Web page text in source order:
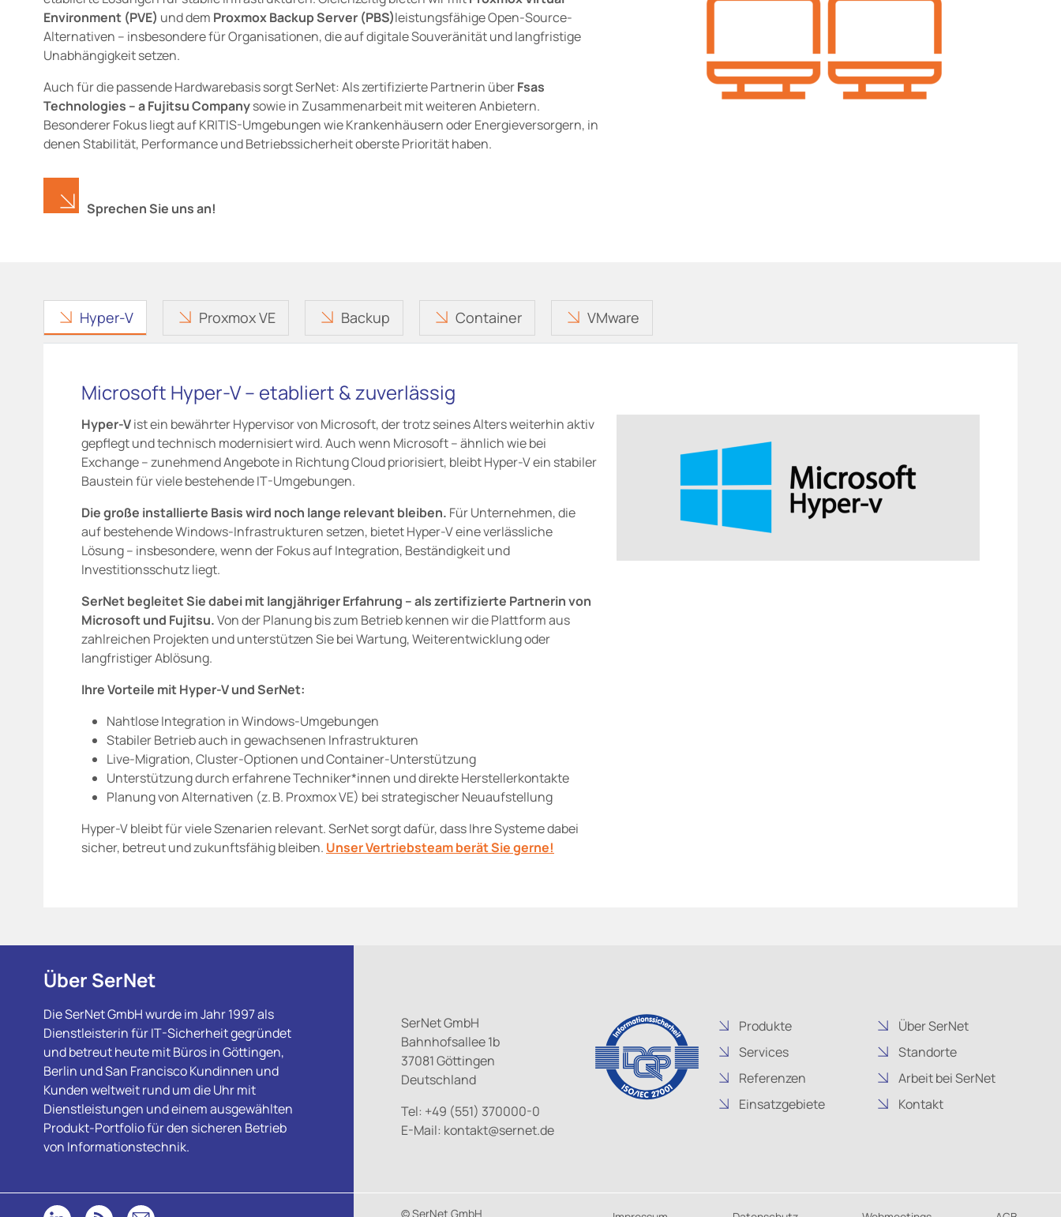
Environment (PVE) und dem Proxmox Backup Server (PBS)leistungsfähige Open-Source-
Alternativen – insbesondere für Organisationen, die auf digitale Souveränität und langfristige
Unabhängigkeit setzen.
Auch für die passende Hardwarebasis sorgt SerNet: Als zertifizierte Partnerin überFsas
Technologies – a Fujitsu Companysowie in Zusammenarbeit mit weiteren Anbietern.
Besonderer Fokus liegt auf KRITIS-Umgebungen wie Krankenhäusern oder Energieversorgern, in
denen Stabilität, Performance und Betriebssicherheit oberste Priorität haben.
Sprechen Sie uns an!
Hyper-V Proxmox VE Backup Container VMware
Microsoft Hyper-V – etabliert & zuverlässig
Hyper-Vist ein bewährter Hypervisor von Microsoft, der trotz seines Alters weiterhin aktiv
gepflegt und technisch modernisiert wird. Auch wenn Microsoft – ähnlich wie bei
Exchange – zunehmend Angebote in Richtung Cloud priorisiert, bleibt Hyper-V ein stabiler
Baustein für viele bestehende IT-Umgebungen.
Die große installierte Basis wird noch lange relevant bleiben. Für Unternehmen, die
auf bestehende Windows-Infrastrukturen setzen, bietet Hyper-V eine verlässliche
Lösung – insbesondere, wenn der Fokus auf Integration, Beständigkeit und
Investitionsschutz liegt.
SerNet begleitet Sie dabei mit langjähriger Erfahrung – als zertifizierte Partnerin von
Microsoft und Fujitsu.Von der Planung bis zum Betrieb kennen wir die Plattform aus
zahlreichen Projekten und unterstützen Sie bei Wartung, Weiterentwicklung oder
langfristiger Ablösung.
Ihre Vorteile mit Hyper-V und SerNet:
Nahtlose Integration in Windows-Umgebungen
Stabiler Betrieb auch in gewachsenen Infrastrukturen
Live-Migration, Cluster-Optionen und Container-Unterstützung
Unterstützung durch erfahrene Techniker*innen und direkte Herstellerkontakte
Planung von Alternativen (z. B. Proxmox VE) bei strategischer Neuaufstellung
Hyper-V bleibt für viele Szenarien relevant. SerNet sorgt dafür, dass Ihre Systeme dabei
sicher, betreut und zukunftsfähig bleiben. Unser Vertriebsteam berät Sie gerne!
Über SerNet
Die SerNet GmbH wurde im Jahr 1997 als
Dienstleisterin für IT-Sicherheit gegründet
und betreut heute mit Büros in Göttingen,
Berlin und San Francisco Kundinnen und
Kunden weltweit rund um die Uhr mit
Dienstleistungen und einem ausgewählten
Produkt-Portfolio für den sicheren Betrieb
von Informationstechnik.
SerNet GmbH
Bahnhofsallee 1b
37081 Göttingen
Deutschland
Tel: +49 (551) 370000-0
E-Mail: kontakt@sernet.de
Produkte
Services
Referenzen
Einsatzgebiete
Über SerNet
Standorte
Arbeit bei SerNet
Kontakt
© SerNet GmbH